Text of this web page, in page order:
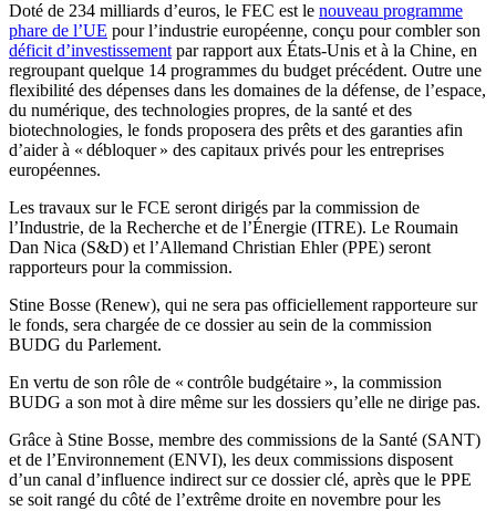
Doté de 234 milliards d’euros, le FEC est le nouveau programme
phare de l’UE pour l’industrie européenne, conçu pour combler son
déficit d’investissement par rapport aux États-Unis et à la Chine, en
regroupant quelque 14 programmes du budget précédent. Outre une
flexibilité des dépenses dans les domaines de la défense, de l’espace,
du numérique, des technologies propres, de la santé et des
biotechnologies, le fonds proposera des prêts et des garanties afin
d’aider à « débloquer » des capitaux privés pour les entreprises
européennes.
Les travaux sur le FCE seront dirigés par la commission de
l’Industrie, de la Recherche et de l’Énergie (ITRE). Le Roumain
Dan Nica (S&D) et l’Allemand Christian Ehler (PPE) seront
rapporteurs pour la commission.
Stine Bosse (Renew), qui ne sera pas officiellement rapporteure sur
le fonds, sera chargée de ce dossier au sein de la commission
BUDG du Parlement.
En vertu de son rôle de « contrôle budgétaire », la commission
BUDG a son mot à dire même sur les dossiers qu’elle ne dirige pas.
Grâce à Stine Bosse, membre des commissions de la Santé (SANT)
et de l’Environnement (ENVI), les deux commissions disposent
d’un canal d’influence indirect sur ce dossier clé, après que le PPE
se soit rangé du côté de l’extrême droite en novembre pour les